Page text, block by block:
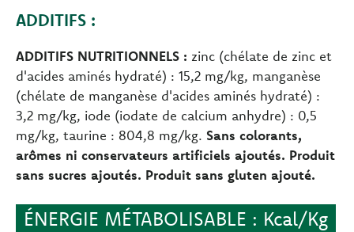
ADDITIFS :
ADDITIFS NUTRITIONNELS : zinc (chélate de zinc et
d'acides aminés hydraté) : 15,2 mg/kg, manganèse
(chélate de manganèse d'acides aminés hydraté) :
3,2 mg/kg, iode (iodate de calcium anhydre) : 0,5
mg/kg, taurine : 804,8 mg/kg. Sans colorants,
arômes ni conservateurs artificiels ajoutés. Produit
sans sucres ajoutés. Produit sans gluten ajouté.
ÉNERGIE MÉTABOLISABLE : Kcal/Kg